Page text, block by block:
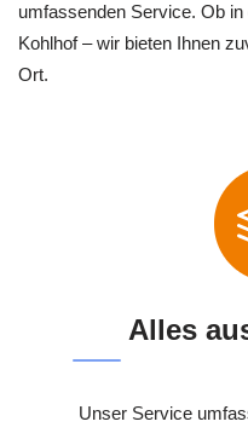
umfassenden Service. Ob
Kohlhof – wir bieten Ihnen
Ort.
Alles
Unser Service